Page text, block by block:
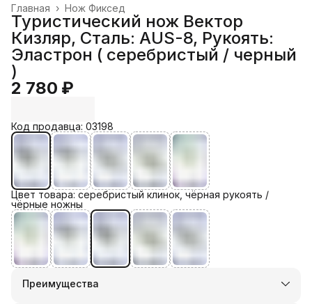
Нож Фиксед
Главная ›
Туристический нож Вектор
Кизляр, Сталь: AUS-8, Рукоять:
Эластрон ( серебристый / черный
)
2 780 ₽
Код продавца: 03198
Цвет товара: серебристый клинок, чёрная рукоять /
чёрные ножны
Преимущества
Оплата частями в Сплит